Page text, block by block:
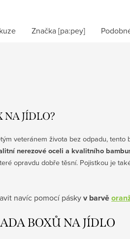
Značka[pa:pey]
NA JÍDLO?
veteránem života bez odpadu,
nerezové oceli a kvalitního
opravdu dobře těsní. Pojistkou je
navíc pomocí páskyv barvě
BOXŮ NA JÍDLO